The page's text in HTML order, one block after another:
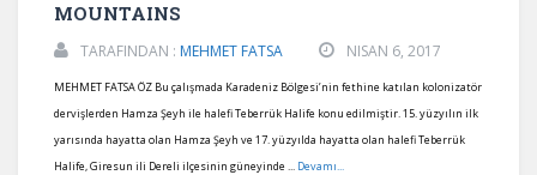
MOUNTAINS
TARAFINDAN : MEHMET FATSA NISAN 6, 2017
MEHMET FATSA ÖZ Bu çalışmada Karadeniz Bölgesi’nin fethine katılan kolonizatör
dervişlerden Hamza Şeyh ile halefi Teberrük Halife konu edilmiştir. 15. yüzyılın ilk
yarısında hayatta olan Hamza Şeyh ve 17. yüzyılda hayatta olan halefi Teberrük
Halife, Giresun ili Dereli ilçesinin güneyinde ... Devamı...